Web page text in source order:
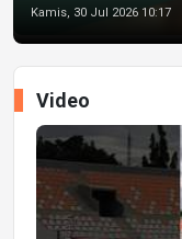
Kamis, 30 Jul 2026 10:17
Video